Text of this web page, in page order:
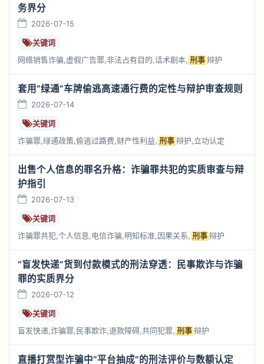
务界分
2026-07-15
关键词
网络销售诈骗,虚假广告罪,非法占有目的,话术剧本, 刑事辩护
套用“绿通”车牌偷逃高速通行费的定性与辩护审查规则
2026-07-14
关键词
诈骗罪,绿通政策,偷逃过路费,财产性利益, 刑事辩护,立功认定
出售个人信息的罪名升格：诈骗罪共犯的实质审查与辩
护指引
2026-07-13
关键词
诈骗罪共犯,个人信息,电信诈骗,明知标准,因果关系, 刑事辩护
“盲发快递”货到付款模式的刑法穿透：民事欺诈与诈骗
罪的实质界分
2026-07-12
关键词
盲发快递,诈骗罪,民事欺诈,退款障碍,共同犯罪, 刑事辩护
直播打赏型诈骗中“平台抽成”的刑法评价与数额认定